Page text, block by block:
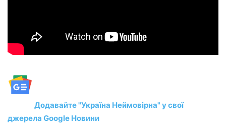
Додавайте "Україна Неймовірна" у свої
джерела Google Новини